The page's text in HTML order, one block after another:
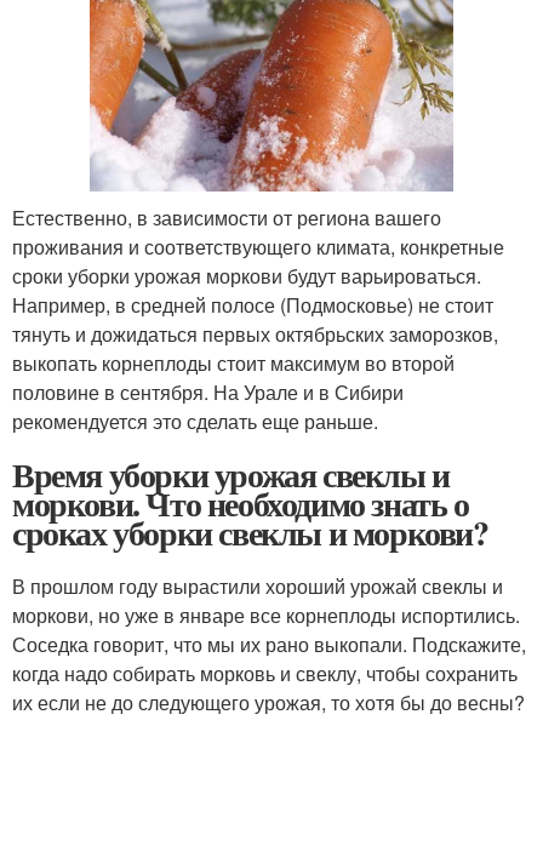
Естественно, в зависимости от региона вашего
проживания и соответствующего климата, конкретные
сроки уборки урожая моркови будут варьироваться.
Например, в средней полосе (Подмосковье) не стоит
тянуть и дожидаться первых октябрьских заморозков,
выкопать корнеплоды стоит максимум во второй
половине в сентября. На Урале и в Сибири
рекомендуется это сделать еще раньше.
Время уборки урожая свеклы и
моркови. Что необходимо знать о
сроках уборки свеклы и моркови?
В прошлом году вырастили хороший урожай свеклы и
моркови, но уже в январе все корнеплоды испортились.
Соседка говорит, что мы их рано выкопали. Подскажите,
когда надо собирать морковь и свеклу, чтобы сохранить
их если не до следующего урожая, то хотя бы до весны?